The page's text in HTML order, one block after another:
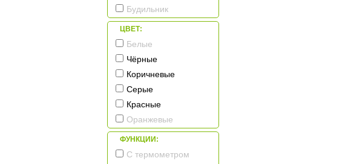
Будильник
ЦВЕТ:
Белые
Чёрные
Коричневые
Серые
Красные
Оранжевые
ФУНКЦИИ:
С термометром